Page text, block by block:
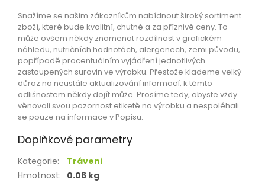
Snažíme se našim zákazníkům nabídnout široký sortiment
zboží, které bude kvalitní, chutné a za příznivé ceny. To
může ovšem někdy znamenat rozdílnost v grafickém
náhledu, nutričních hodnotách, alergenech, zemi původu,
popřípadě procentuálním vyjádření jednotlivých
zastoupených surovin ve výrobku. Přestože klademe velký
důraz na neustále aktualizování informací, k těmto
odlišnostem někdy dojít může. Prosíme tedy, abyste vždy
věnovali svou pozornost etiketě na výrobku a nespoléhali
se pouze na informace v Popisu.
Doplňkové parametry
Kategorie:
Trávení
Hmotnost: 0.06 kg